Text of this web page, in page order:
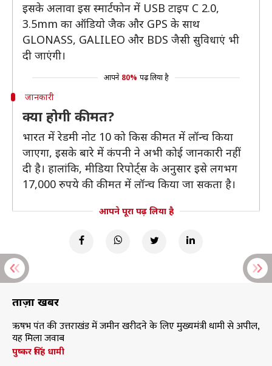
इसके अलावा इस स्मार्टफोन में USB टाइप C 2.0,
3.5mm का ऑडियो जैक और GPS के साथ
GLONASS, GALILEO और BDS जैसी सुविधाएं भी
दी जाएंगी।
आपने 80% पढ़ लिया है
जानकारी
क्या होगी कीमत?
भारत में रेडमी नोट 10 को किस कीमत में लॉन्च किया
जाएगा, इसके बारे में कंपनी ने अभी कोई जानकारी नहीं
दी है। हालांकि, मीडिया रिपोर्ट्स के अनुसार इसे लगभग
17,000 रुपये की कीमत में लॉन्च किया जा सकता है।
आपने पूरा पढ़ लिया है
ताज़ा खबरें
ऋषभ पंत की उत्तराखंड में जमीन खरीदने के लिए मुख्यमंत्री धामी से अपील,
यह मिला जवाब
पुष्कर सिंह धामी